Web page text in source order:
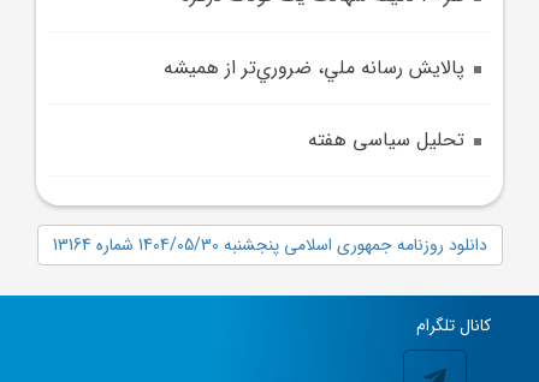
پالايش رسانه ملي، ضروري‌تر از هميشه
تحلیل سیاسی هفته
دانلود روزنامه جمهوری اسلامی پنجشنبه 1404/05/30 شماره 13164
کانال تلگرام